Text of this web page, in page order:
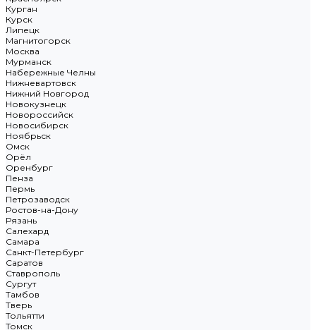
Курган
Курск
Липецк
Магнитогорск
Москва
Мурманск
Набережные Челны
Нижневартовск
Нижний Новгород
Новокузнецк
Новороссийск
Новосибирск
Ноябрьск
Омск
Орёл
Оренбург
Пенза
Пермь
Петрозаводск
Ростов-на-Дону
Рязань
Салехард
Самара
Санкт-Петербург
Саратов
Ставрополь
Сургут
Тамбов
Тверь
Тольятти
Томск